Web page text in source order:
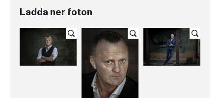
Ladda ner foton